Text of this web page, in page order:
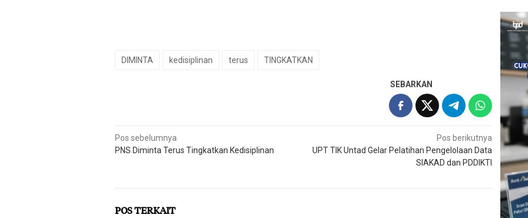
DIMINTA kedisiplinan terus TINGKATKAN
SEBARKAN
Navigasi
pos
Pos sebelumnya
PNS Diminta Terus Tingkatkan Kedisiplinan
Pos berikutnya
UPT TIK Untad Gelar Pelatihan Pengelolaan Data
SIAKAD dan PDDIKTI
POS TERKAIT